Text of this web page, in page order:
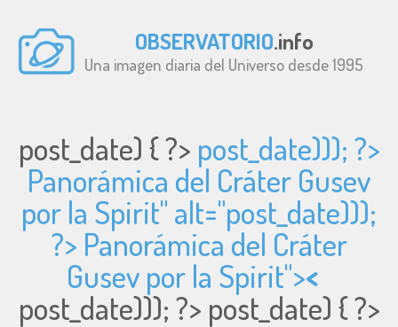
OBSERVATORIO.info
Una imagen diaria del Universo desde 1995
post_date) { ?> post_date))); ?>
Panorámica del Cráter Gusev
por la Spirit" alt="post_date)));
?> Panorámica del Cráter
Gusev por la Spirit"><
post_date))); ?> post_date) { ?>